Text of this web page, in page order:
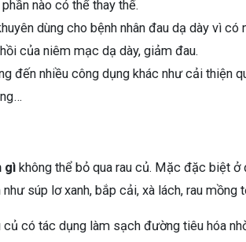
nào có thể thay thế.
dùng cho bệnh nhân đau dạ dày vì có
của niêm mạc dạ dày, giảm đau.
đến nhiều công dụng khác như cải thiện
gì không thể bỏ qua rau củ. Mặc đặc biệt
như súp lơ xanh, bắp cải, xà lách, rau mồng
củ có tác dụng làm sạch đường tiêu hóa